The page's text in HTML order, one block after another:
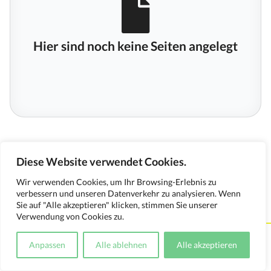
Diese Website verwendet Cookies.
Wir verwenden Cookies, um Ihr Browsing-Erlebnis zu
verbessern und unseren Datenverkehr zu analysieren. Wenn
Sie auf "Alle akzeptieren" klicken, stimmen Sie unserer
Verwendung von Cookies zu.
Anpassen Alle ablehnen Alle akzeptieren
Hier sind noch keine Seiten angelegt
Kontakt Impressum Datenschutzerklärung
Medienverwendungsnachweis